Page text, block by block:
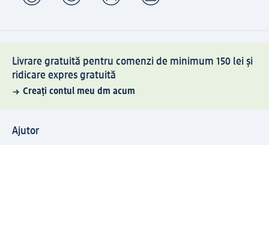
Livrare gratuită pentru comenzi de minimum 150 lei și
ridicare expres gratuită
Creați contul meu dm acum
Ajutor